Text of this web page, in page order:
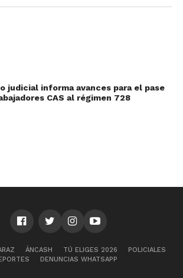
judicial informa avances para el pase
CAS al régimen 728
ÁNCASH TÚ ELIGES 2026
POLICIALES
DENUNCIAS WHATSAPP